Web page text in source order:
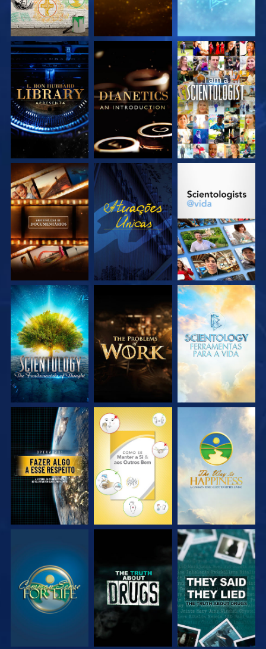
EXPLORE A SÉRIE EXPLORE A SÉRIE VEJA
EXPLORE A SÉRIE VEJA EXPLORE A SÉRIE
EXPLORE A SÉRIE EXPLORE A SÉRIE EXPLORE A SÉRIE
VEJA VEJA VEJA
VEJA VEJA VEJA